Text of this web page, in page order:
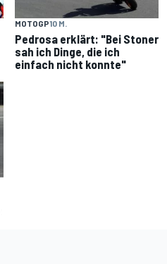
MOTOGP10 M.
Pedrosa erklärt: "Bei Stoner
sah ich Dinge, die ich
einfach nicht konnte"